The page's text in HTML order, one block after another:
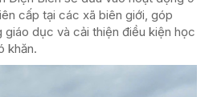
cấp tại các xã biên giới, góp
giáo dục và cải thiện điều kiện học
khăn.